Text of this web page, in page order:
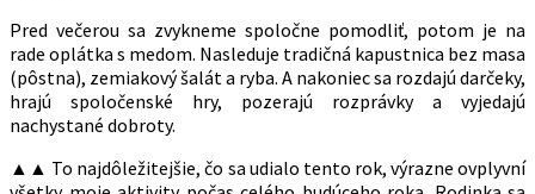
Pred večerou sa zvykneme spoločne pomodliť, potom je na
rade oplátka s medom. Nasleduje tradičná kapustnica bez masa
(pôstna), zemiakový šalát a ryba. A nakoniec sa rozdajú darčeky,
hrajú spoločenské hry, pozerajú rozprávky a vyjedajú
nachystané dobroty.
▲▲ To najdôležitejšie, čo sa udialo tento rok, výrazne ovplyvní